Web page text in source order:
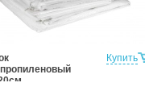
Купить